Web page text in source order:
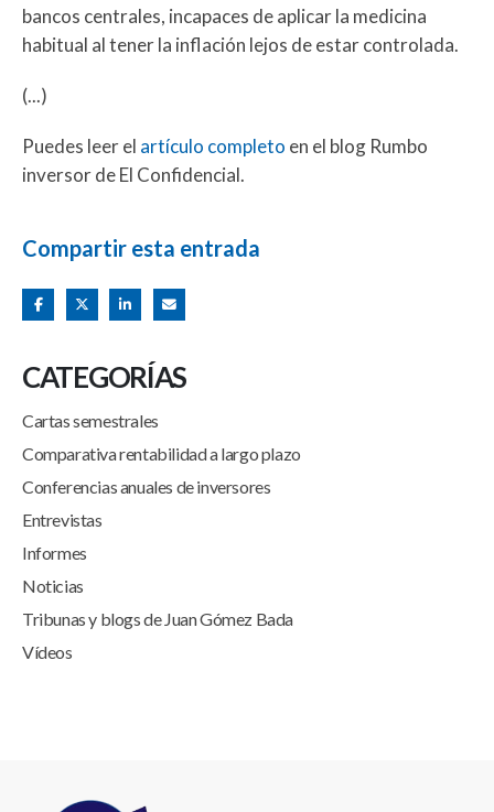
bancos centrales, incapaces de aplicar la medicina
habitual al tener la inflación lejos de estar controlada.
(...)
Puedes leer el artículo completo en el blog Rumbo
inversor de El Confidencial.
Compartir esta entrada
CATEGORÍAS
Cartas semestrales
Comparativa rentabilidad a largo plazo
Conferencias anuales de inversores
Entrevistas
Informes
Noticias
Tribunas y blogs de Juan Gómez Bada
Vídeos